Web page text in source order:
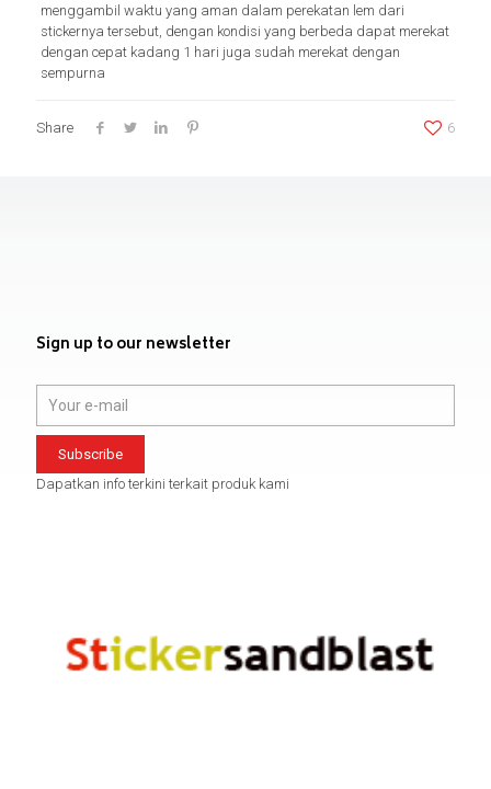
menggambil waktu yang aman dalam perekatan lem dari
stickernya tersebut, dengan kondisi yang berbeda dapat merekat
dengan cepat kadang 1 hari juga sudah merekat dengan
sempurna
Share 6
Sign up to our newsletter
Dapatkan info terkini terkait produk kami